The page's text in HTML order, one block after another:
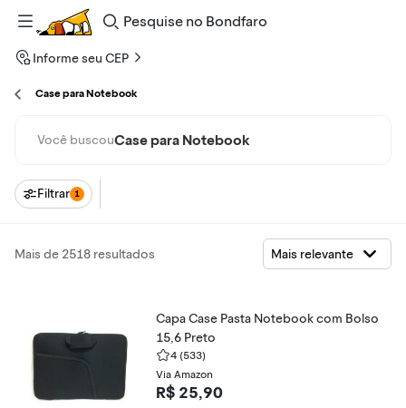
Pesquise
Bondfaro
Informe seu CEP
Case para Notebook
Você buscouCase para Notebook
Filtrar 1
Mais de 2518 resultados
Capa Case Pasta Notebook com Bolso
15,6 Preto
4 (533)
Via Amazon
R$ 25,90